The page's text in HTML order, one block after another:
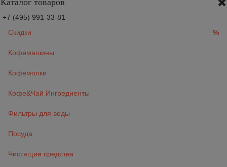
Каталог товаров
+7 (495) 991-33-81
Скидки
%
Кофемашины
Кофемолки
Кофе&Чай Ингредиенты
Фильтры для воды
Посуда
Чистящие средства